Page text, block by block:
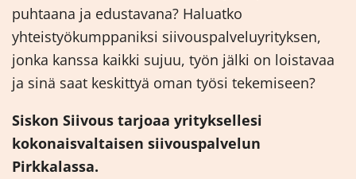
puhtaana ja edustavana? Haluatko
yhteistyökumppaniksi siivouspalveluyrityksen,
jonka kanssa kaikki sujuu, työn jälki on loistavaa
ja sinä saat keskittyä oman työsi tekemiseen?
Siskon Siivous tarjoaa yrityksellesi
kokonaisvaltaisen siivouspalvelun
Pirkkalassa.